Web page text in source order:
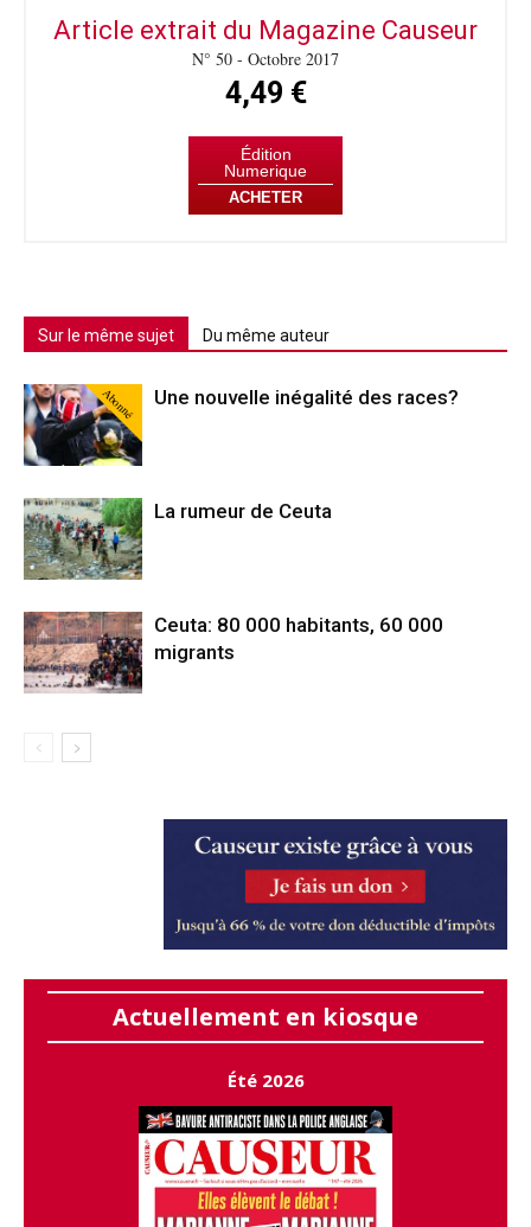
Article extrait du Magazine Causeur
N° 50 - Octobre 2017
4,49 €
Édition
Numerique
ACHETER
Sur le même sujet Du même auteur
Abonné Une nouvelle inégalité des races?
La rumeur de Ceuta
Ceuta: 80 000 habitants, 60 000
migrants
Actuellement en kiosque
Été 2026